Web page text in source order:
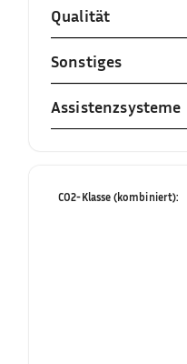
Qualität
Sonstiges
Assistenzsysteme
CO2-Klasse (kombiniert):